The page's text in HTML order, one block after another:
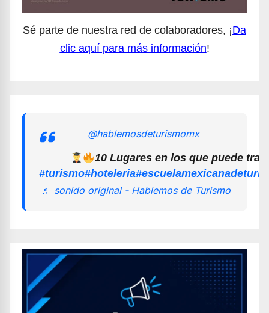
Sé parte de nuestra red de colaboradores, ¡Da
clic aquí para más información!
@hablemosdeturismomx
10 Lugares en los que puede
#turismo#hoteleria
♬ sonido original - Hablemos de Turismo